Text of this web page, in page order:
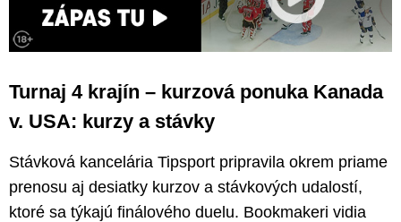
Turnaj 4 krajín – kurzová ponuka Kanada
v. USA: kurzy a stávky
Stávková kancelária Tipsport pripravila okrem priame
prenosu aj desiatky kurzov a stávkových udalostí,
ktoré sa týkajú finálového duelu. Bookmakeri vidia